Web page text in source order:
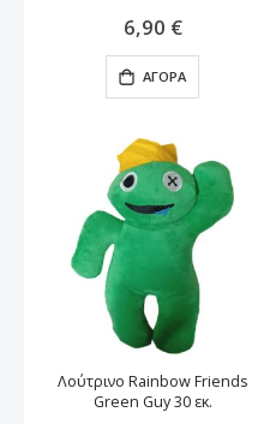
6,90 €
ΑΓΟΡΆ
Λούτρινο Rainbow Friends
Green Guy 30 εκ.